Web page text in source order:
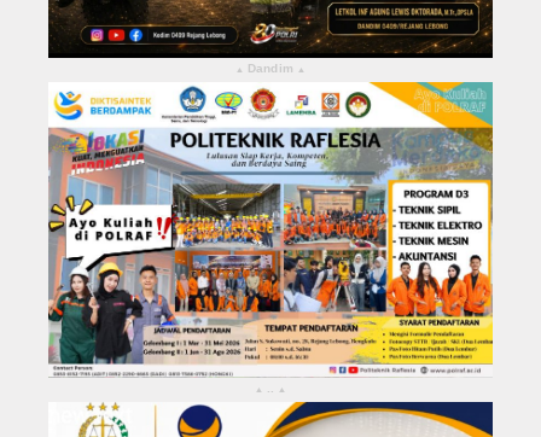
Berita Utama
LEBONG
KABUPATEN KEPAHIANG
KABUPATEN REJANG LEBONG
Kota Bengkulu
▴ Dandim ▴
▴ ▴